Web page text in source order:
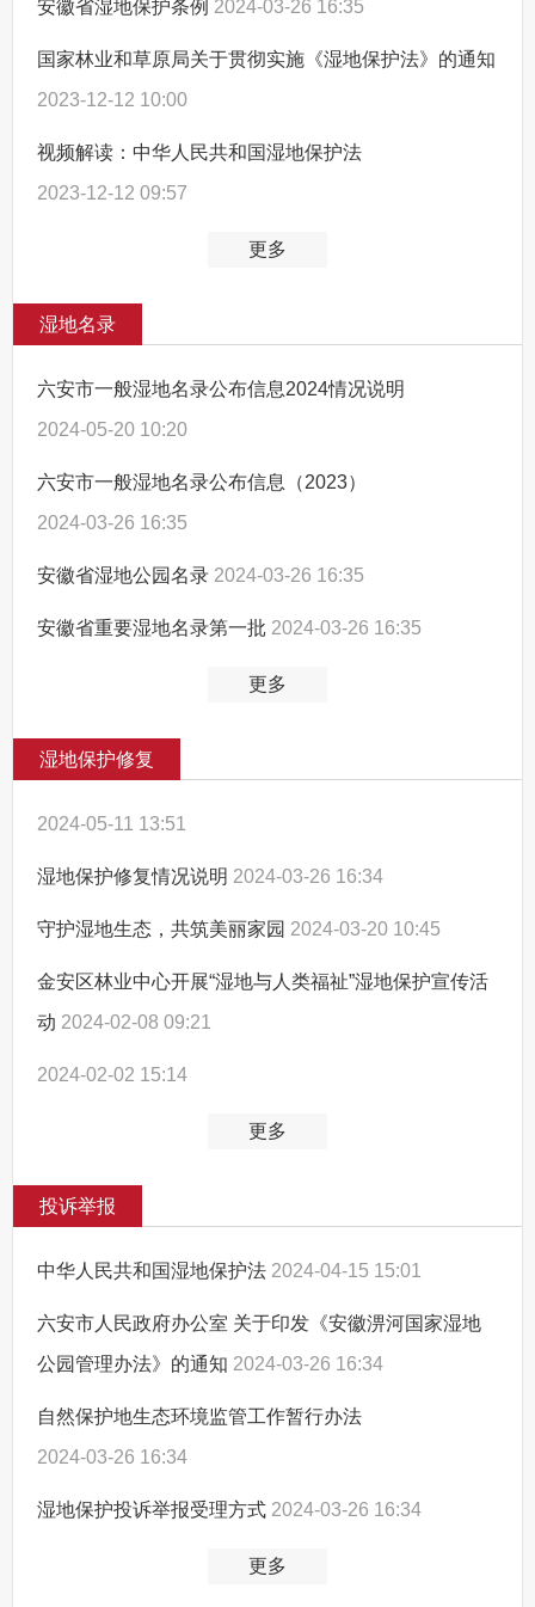
安徽省湿地保护条例 2024-03-26 16:35
国家林业和草原局关于贯彻实施《湿地保护法》的通知
2023-12-12 10:00
视频解读：中华人民共和国湿地保护法
2023-12-12 09:57
更多
湿地名录
六安市一般湿地名录公布信息2024情况说明
2024-05-20 10:20
六安市一般湿地名录公布信息（2023）
2024-03-26 16:35
安徽省湿地公园名录 2024-03-26 16:35
安徽省重要湿地名录第一批 2024-03-26 16:35
更多
湿地保护修复
2024-05-11 13:51
湿地保护修复情况说明 2024-03-26 16:34
守护湿地生态，共筑美丽家园 2024-03-20 10:45
金安区林业中心开展“湿地与人类福祉”湿地保护宣传活
动 2024-02-08 09:21
2024-02-02 15:14
更多
投诉举报
中华人民共和国湿地保护法 2024-04-15 15:01
六安市人民政府办公室 关于印发《安徽淠河国家湿地
公园管理办法》的通知 2024-03-26 16:34
自然保护地生态环境监管工作暂行办法
2024-03-26 16:34
湿地保护投诉举报受理方式 2024-03-26 16:34
更多